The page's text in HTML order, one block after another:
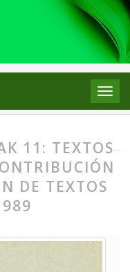
11: Textos
11: TEXTOS
DE TEXTOS